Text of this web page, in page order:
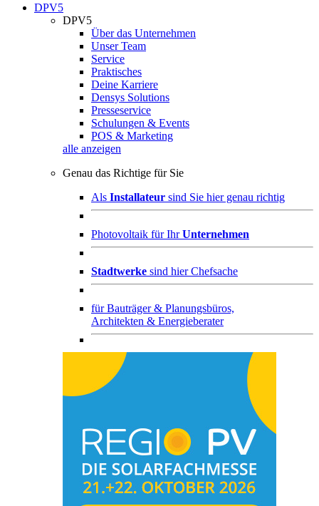
DPV5
DPV5
Über das Unternehmen
Unser Team
Service
Praktisches
Deine Karriere
Densys Solutions
Presseservice
Schulungen & Events
POS & Marketing
alle anzeigen
Genau das Richtige für Sie
Als Installateur sind Sie hier genau richtig
Photovoltaik für IhrUnternehmen
Stadtwerke sind hier Chefsache
fürBauträger & Planungsbüros,
Architekten & Energieberater